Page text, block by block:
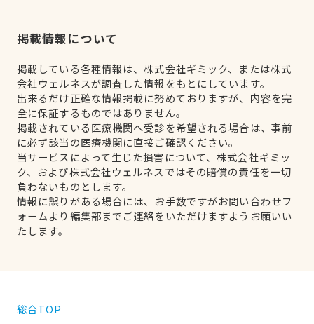
掲載情報について
掲載している各種情報は、株式会社ギミック、または株式
会社ウェルネスが調査した情報をもとにしています。
出来るだけ正確な情報掲載に努めておりますが、内容を完
全に保証するものではありません。
掲載されている医療機関へ受診を希望される場合は、事前
に必ず該当の医療機関に直接ご確認ください。
当サービスによって生じた損害について、株式会社ギミッ
ク、および株式会社ウェルネスではその賠償の責任を一切
負わないものとします。
情報に誤りがある場合には、お手数ですがお問い合わせフ
ォームより編集部までご連絡をいただけますようお願いい
たします。
総合TOP